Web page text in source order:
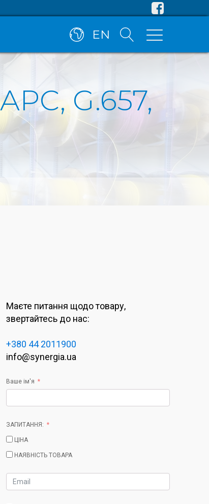
EN
G.657,
Маєте питання щодо товару,
звертайтесь до нас:
+380 44 2011900
info@synergia.ua
Ваше ім'я
ЗАПИТАННЯ:
ЦІНА
НАЯВНІСТЬ ТОВАРА